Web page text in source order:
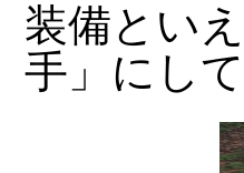
装備とい
手」にして